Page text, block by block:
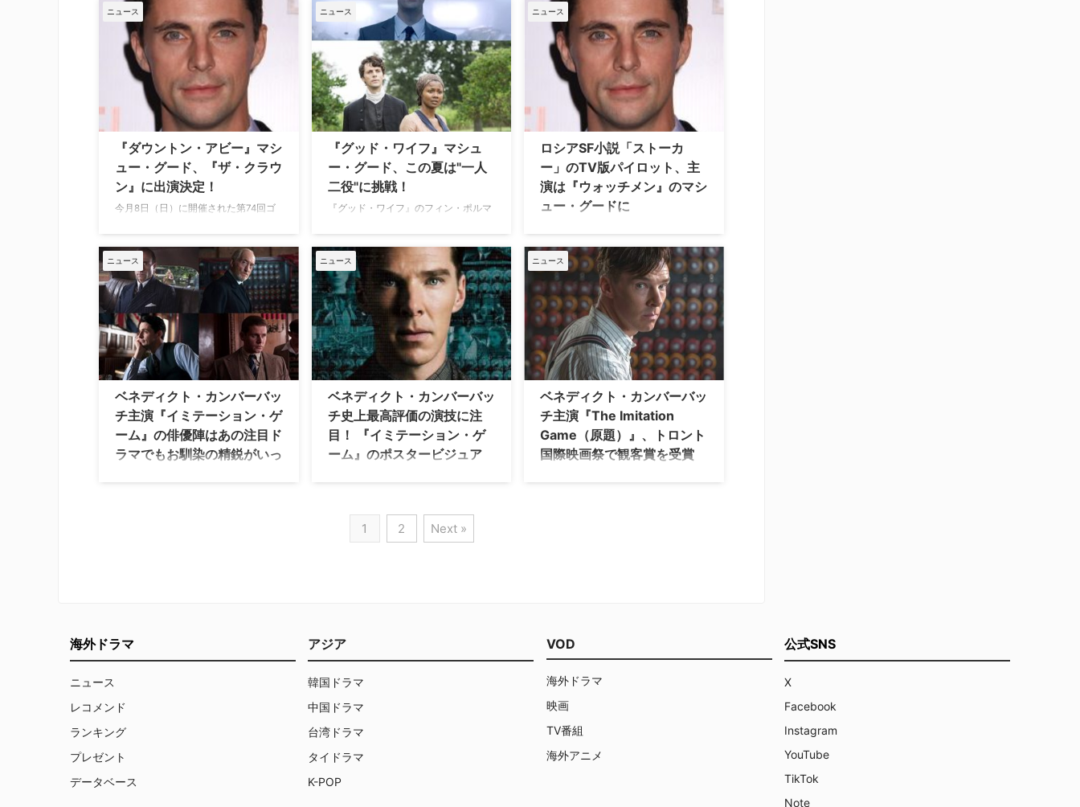
演じ、リーガルドラマ『グッド・ワイ
フ』のフィン・ポルマー役でも知られ
るマシュー・グード。イケメン俳優の
彼が、英Skyの超常現象をテーマにし
た恋愛ドラマに出演することが明らか
となった。米Varietyが報じている。
マシューが出演する『A Discove…
の顔を持つデクスター・モーガンを演
じて人気を博したマイケル・C・ホー
ルが、Netflixオリジナルシリーズの
『ザ・クラウン』シーズン2に、ジョ
ン・F・ケネディ元米国大統領役で出
演することが決定した。 米TV Guide
に…
ル：Roadside Picnic）」を、アメリカ
でTVシリーズ化する動きがあること
は、これまでお伝えしてきた通り。ケ
ーブル局WGN AmericaのもとでTVパ
イロットが作られたが、シリーズ制作
を同局は見送った…
ニュース
『ダウントン・アビー』マシ
ュー・グード、『ザ・クラウ
ン』に出演決定！
今月8日（日）に開催された第74回ゴ
Netflixのオリジナルシリーズとなる同
作のシーズン2に、人気ドラマ『ダウ
ントン・アビー』のマシュー・グード
が出演することが分かった。米TV
Lineが報じている。 英国君主エリザベ
ス2世の人生を描く『ザ・クラウン』
は…
ニュース
『グッド・ワイフ』マシュ
ー・グード、この夏は"一人
二役"に挑戦！
『グッド・ワイフ』のフィン・ポルマ
国俳優マシュー・グード。人気急上昇
中の彼が今夏、正反対の役柄を演じ分
けている作品が日本に上陸する。 前述
の人気ドラマのほかには、『ウォッチ
メン』『シングルマン』『イミテーシ
ョン・ゲーム／エニグマと天才数学者
の秘密』とい…
ニュース
ロシアSF小説「ストーカ
ー」のTV版パイロット、主
演は『ウォッチメン』のマシ
ュー・グードに
なSF小説「ストーカー（英訳版タイト
ル：Roadside Picnic）」を、アメリカ
でTVシリーズ化する動きがあること
は、昨年9月にお伝えした通り。その
TVパイロットの主演俳優が決まったこ
とを、米Hollywood Reporterなどが報
じた。…
ニュース
ベネディクト・カンバーバッ
チ主演『イミテーション・ゲ
ーム』の俳優陣はあの注目ド
ラマでもお馴染の精鋭がいっ
した作品でも…
ニュース
ベネディクト・カンバーバッ
チ史上最高評価の演技に注
目！ 『イミテーション・ゲ
ーム』のポスタービジュア
ートを果たしたベネディクト・カンバ
ーバッチ主演の映画『イミテーショ
ディクト・カ…
ニュース
ベネディクト・カンバーバッ
チ主演『The Imitation
Game（原題）』、トロント
国際映画祭で観客賞を受賞
1 2 Next »
海外ドラマ
ニュース
レコメンド
ランキング
プレゼント
データベース
アジア
韓国ドラマ
中国ドラマ
台湾ドラマ
タイドラマ
K-POP
VOD
海外ドラマ
映画
TV番組
海外アニメ
公式SNS
X
Facebook
Instagram
YouTube
TikTok
Note